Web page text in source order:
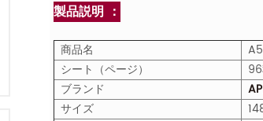
製品説明 ：
商品名
シート（ページ）
ブランド
サイズ